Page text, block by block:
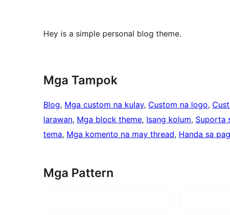
Hey is a simple personal blog theme.
Mga Tampok
Blog, Mga custom na kulay, Custom na logo,
larawan, Mga block theme, Isang kolum, Suporta
tema, Mga komento na may thread, Handa sa
Mga Pattern